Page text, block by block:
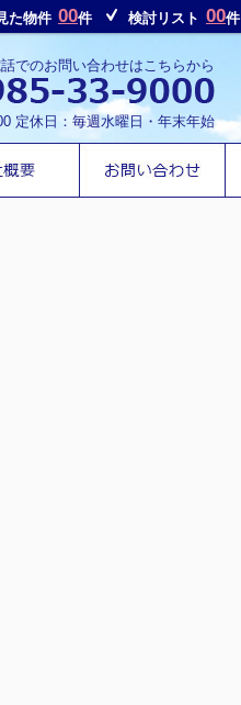
た物件 00件 検討リスト 00件
でのお問い合わせはこちらから
定休日：毎週水曜日・年末年始